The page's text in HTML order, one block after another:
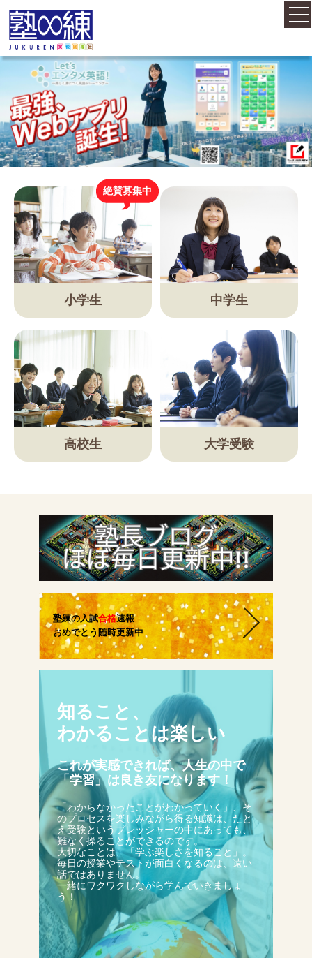
ホーム
コース案内
料金案内
概要・アクセス
お知らせ
塾長紹介
講師紹介
小学生
中学生
大学受験の方
小学生から塾に通った方がいい3つの理由
生徒さんの塾∞練体験インタビュー
生徒さん・親御様のアンケート
塾練が選ばれる理由
合格実績
よくあるご質問
会員専用
塾長ブログ
絶賛募集中
小学生 中学生
高校生 大学受験
塾練の入試合格速報
おめでとう随時更新中
知ること、
わかることは楽しい
これが実感できれば、人生の中で
「学習」は良き友になります！
「わからなかったことがわかっていく」、そ
のプロセスを楽しみながら得る知識は、たと
え受験というプレッシャーの中にあっても、
難なく操ることができるのです。
大切なことは、「学ぶ楽しさを知ること」。
毎日の授業やテストが面白くなるのは、遠い
話ではありません。
一緒にワクワクしながら学んでいきましょ
う！